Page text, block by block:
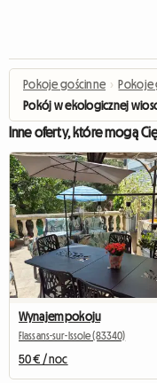
Pokoje gościnne › Pokoje
Pokój w ekologicznej
Inne oferty, które mogą
Wynajem pokoju
Flassans-sur-Issole (83340)
50 € / noc